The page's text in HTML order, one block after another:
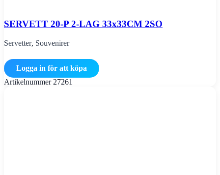
SERVETT 20-P 2-LAG 33x33CM 2SO
Servetter, Souvenirer
Logga in för att köpa
Artikelnummer 27261